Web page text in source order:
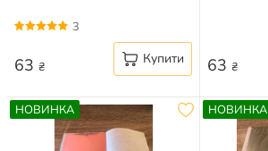
3
63 ₴ Купити 63 ₴
НОВИНКА НОВИНКА